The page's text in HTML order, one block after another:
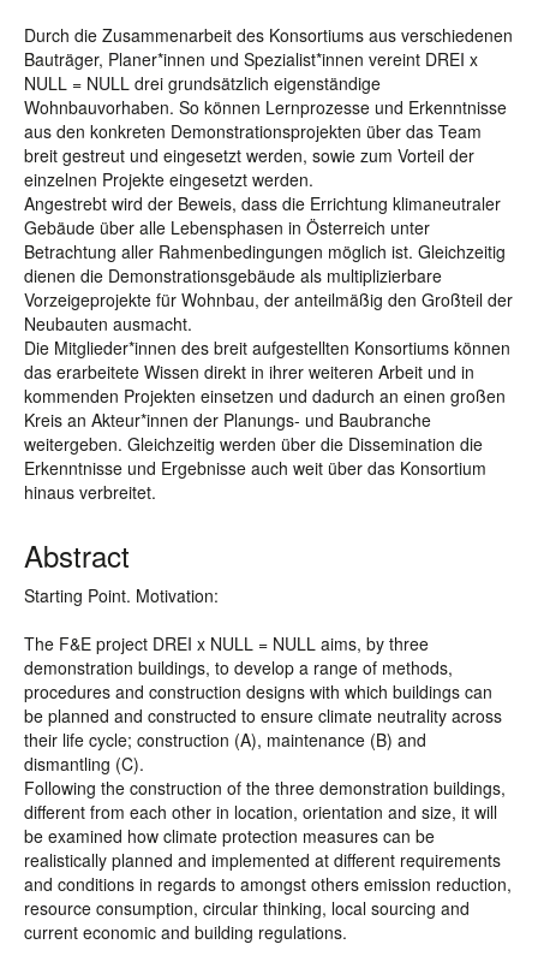
Durch die Zusammenarbeit des Konsortiums aus verschiedenen
Bauträger, Planer*innen und Spezialist*innen vereint DREI x
NULL = NULL drei grundsätzlich eigenständige
Wohnbauvorhaben. So können Lernprozesse und Erkenntnisse
aus den konkreten Demonstrationsprojekten über das Team
breit gestreut und eingesetzt werden, sowie zum Vorteil der
einzelnen Projekte eingesetzt werden.
Angestrebt wird der Beweis, dass die Errichtung klimaneutraler
Gebäude über alle Lebensphasen in Österreich unter
Betrachtung aller Rahmenbedingungen möglich ist. Gleichzeitig
dienen die Demonstrationsgebäude als multiplizierbare
Vorzeigeprojekte für Wohnbau, der anteilmäßig den Großteil der
Neubauten ausmacht.
Die Mitglieder*innen des breit aufgestellten Konsortiums können
das erarbeitete Wissen direkt in ihrer weiteren Arbeit und in
kommenden Projekten einsetzen und dadurch an einen großen
Kreis an Akteur*innen der Planungs- und Baubranche
weitergeben. Gleichzeitig werden über die Dissemination die
Erkenntnisse und Ergebnisse auch weit über das Konsortium
hinaus verbreitet.
Abstract
Starting Point. Motivation:
The F&E project DREI x NULL = NULL aims, by three
demonstration buildings, to develop a range of methods,
procedures and construction designs with which buildings can
be planned and constructed to ensure climate neutrality across
their life cycle; construction (A), maintenance (B) and
dismantling (C).
Following the construction of the three demonstration buildings,
different from each other in location, orientation and size, it will
be examined how climate protection measures can be
realistically planned and implemented at different requirements
and conditions in regards to amongst others emission reduction,
resource consumption, circular thinking, local sourcing and
current economic and building regulations.